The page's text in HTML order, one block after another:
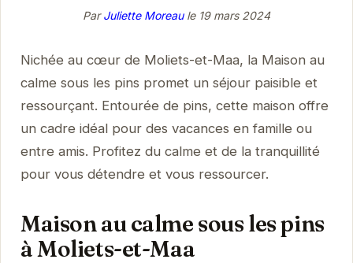
ParJuliette Moreaule 19 mars 2024
Nichée au cœur de Moliets-et-Maa, la Maison au
calme sous les pins promet un séjour paisible et
ressourçant. Entourée de pins, cette maison offre
un cadre idéal pour des vacances en famille ou
entre amis. Profitez du calme et de la tranquillité
pour vous détendre et vous ressourcer.
Maison au calme sous les pins
à Moliets-et-Maa